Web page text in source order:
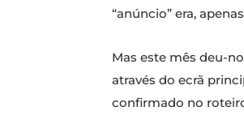
“anúncio” era,
Mas este mês deu-
através do ecrã
confirmado no